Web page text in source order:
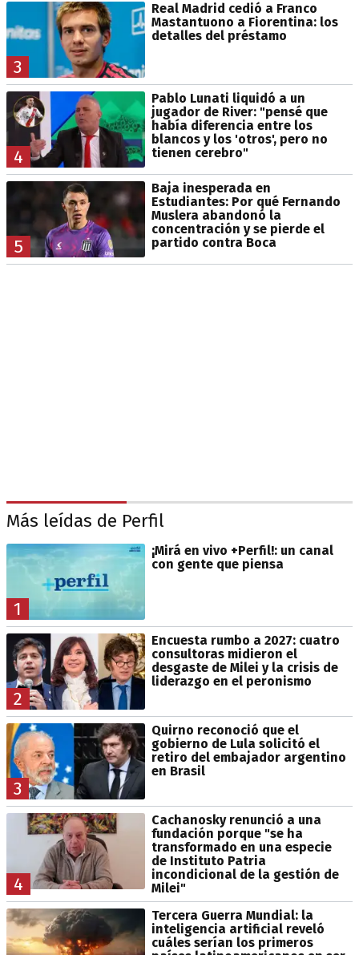
3
Real Madrid cedió a Franco
Mastantuono a Fiorentina: los
detalles del préstamo
4
Pablo Lunati liquidó a un
jugador de River: "pensé que
había diferencia entre los
blancos y los 'otros', pero no
tienen cerebro"
5
Baja inesperada en
Estudiantes: Por qué Fernando
Muslera abandonó la
concentración y se pierde el
partido contra Boca
Más leídas de Perfil
1
¡Mirá en vivo +Perfil!: un canal
con gente que piensa
2
Encuesta rumbo a 2027: cuatro
consultoras midieron el
desgaste de Milei y la crisis de
liderazgo en el peronismo
3
Quirno reconoció que el
gobierno de Lula solicitó el
retiro del embajador argentino
en Brasil
4
Cachanosky renunció a una
fundación porque "se ha
transformado en una especie
de Instituto Patria
incondicional de la gestión de
Milei"
Tercera Guerra Mundial: la
inteligencia artificial reveló
cuáles serían los primeros